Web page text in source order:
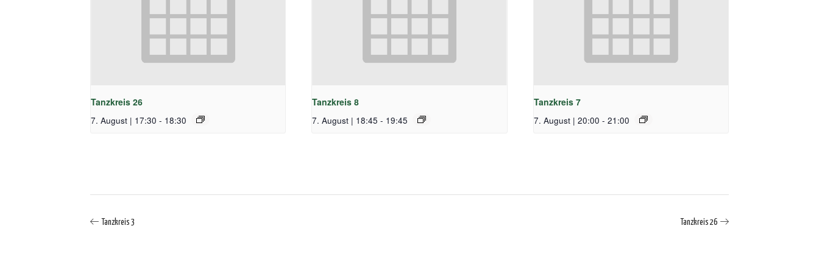
Tanzkreis 26
7. August | 17:30 - 18:30
Tanzkreis 8
7. August | 18:45 - 19:45
Tanzkreis 7
7. August | 20:00 - 21:00
Tanzkreis 3 Tanzkreis 26